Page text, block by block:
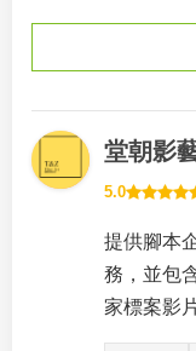
堂朝影
5.0
提供腳本
務，並包
家標案影